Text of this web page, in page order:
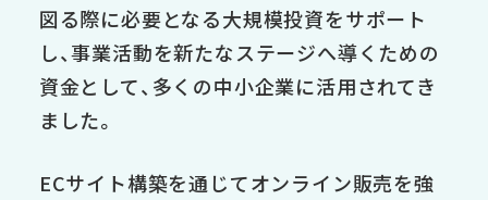
図る際に必要となる大規模投資をサポート
し、事業活動を新たなステージへ導くための
資金として、多くの中小企業に活用されてき
ました。
ECサイト構築を通じてオンライン販売を強